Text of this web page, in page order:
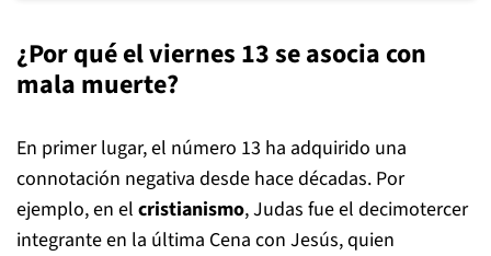
¿Por qué el viernes 13 se asocia con
mala muerte?
En primer lugar, el número 13 ha adquirido una
connotación negativa desde hace décadas. Por
ejemplo, en el cristianismo, Judas fue el decimotercer
integrante en la última Cena con Jesús, quien